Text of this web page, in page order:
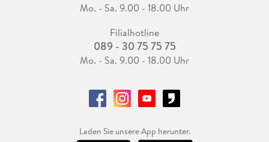
Mo. - Sa. 9.00 - 18.00 Uhr
Filialhotline
089 - 30 75 75 75
Mo. - Sa. 9.00 - 18.00 Uhr
Laden Sie unsere App herunter.